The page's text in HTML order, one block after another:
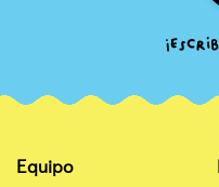
Equipo